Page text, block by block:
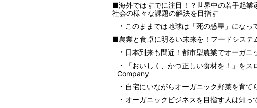
■海外ではすでに注目！？世界中の若手起業
社会の様々な課題の解決を目指す
このままでは地球は「死の惑星」になっ
■農業と食卓に明るい未来を！フードシステ
日本到来も間近！都市型農業でオーガ
「おいしく、かつ正しい食材を！」を
Company
自宅にいながらオーガニック野菜を育
オーガニックビジネスを目指す人は知